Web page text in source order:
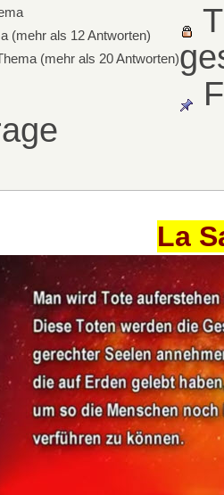
(mehr als 12 Antworten)
(mehr als 20 Antworten)
La